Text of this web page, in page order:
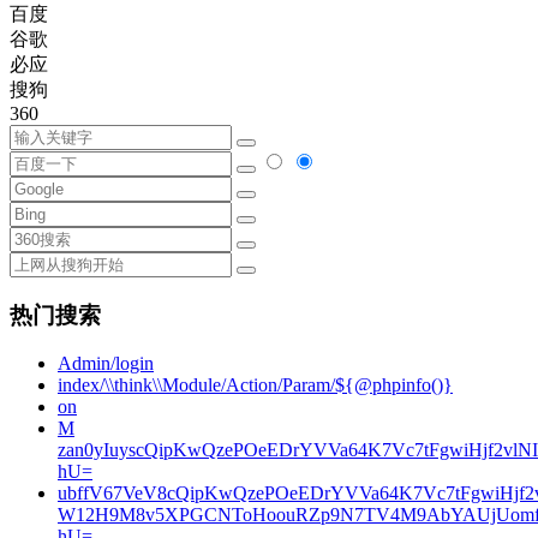
百度
谷歌
必应
搜狗
360
热门搜索
Admin/login
index/\\think\\Module/Action/Param/${@phpinfo()}
on
M
hU=